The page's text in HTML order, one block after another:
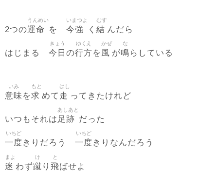
2つの運命
うんめい
を 今強
いまつよ
く 結
むす
んだら
はじまる 今日
きょう
の行方
ゆくえ
を風
かぜ
が鳴
な
らしている
意味
いみ
を求
もと
めて 走
はし
ってきたけれど
いつもそれは 足跡
あしあと
だった
一度
いちど
きりだろう 一度
いちど
きりなんだろう
迷
まよ
わず蹴
け
り 飛
と
ばせよ